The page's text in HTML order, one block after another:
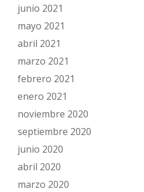
junio 2021
mayo 2021
abril 2021
marzo 2021
febrero 2021
enero 2021
noviembre 2020
septiembre 2020
junio 2020
abril 2020
marzo 2020